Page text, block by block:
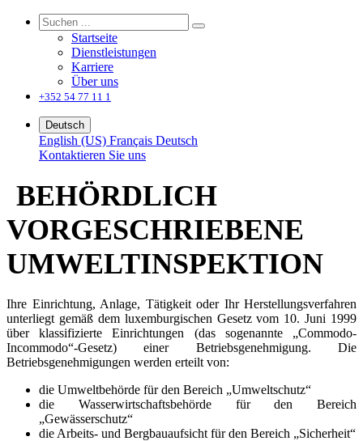
Startseite
Dienstleistungen
Karriere
Über uns
+352 54 77 11 1
Deutsch
English (US) Français Deutsch
Kontaktieren Sie uns
BEHÖRDLICH
VORGESCHRIEBENE
UMWELTINSPEKTION
Ihre Einrichtung, Anlage, Tätigkeit oder Ihr Herstellungsverfahren
unterliegt gemäß dem luxemburgischen Gesetz vom 10. Juni 1999
über klassifizierte Einrichtungen (das sogenannte „Commodo-
Incommodo“-Gesetz) einer Betriebsgenehmigung. Die
Betriebsgenehmigungen werden erteilt von:
die Umweltbehörde für den Bereich „Umweltschutz“
die Wasserwirtschaftsbehörde für den Bereich
„Gewässerschutz“
die Arbeits- und Bergbauaufsicht für den Bereich „Sicherheit“